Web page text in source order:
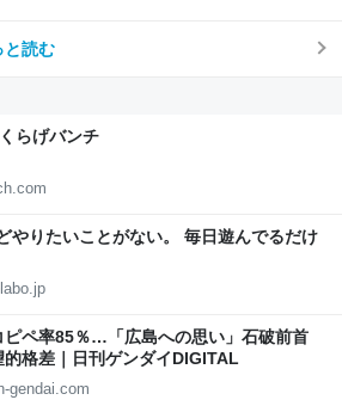
と読む
らげバンチ
やりたいことがない。 毎日遊んでるだけ
ピペ率85％…「広島への思い」石破前首
格差｜日刊ゲンダイDIGITAL
gendai.com